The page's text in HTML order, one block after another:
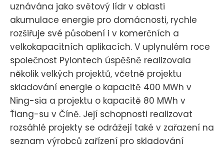
uznávána jako světový lídr v oblasti
akumulace energie pro domácnosti, rychle
rozšiřuje své působení i v komerčních a
velkokapacitních aplikacích. V uplynulém roce
společnost Pylontech úspěšně realizovala
několik velkých projektů, včetně projektu
skladování energie o kapacitě 400 MWh v
Ning-sia a projektu o kapacitě 80 MWh v
Ťiang-su v Číně. Její schopnosti realizovat
rozsáhlé projekty se odrážejí také v zařazení na
seznam výrobců zařízení pro skladování